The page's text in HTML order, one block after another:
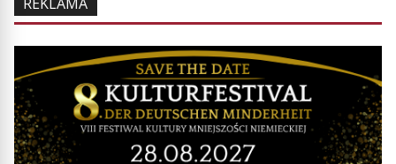
REKLAMA